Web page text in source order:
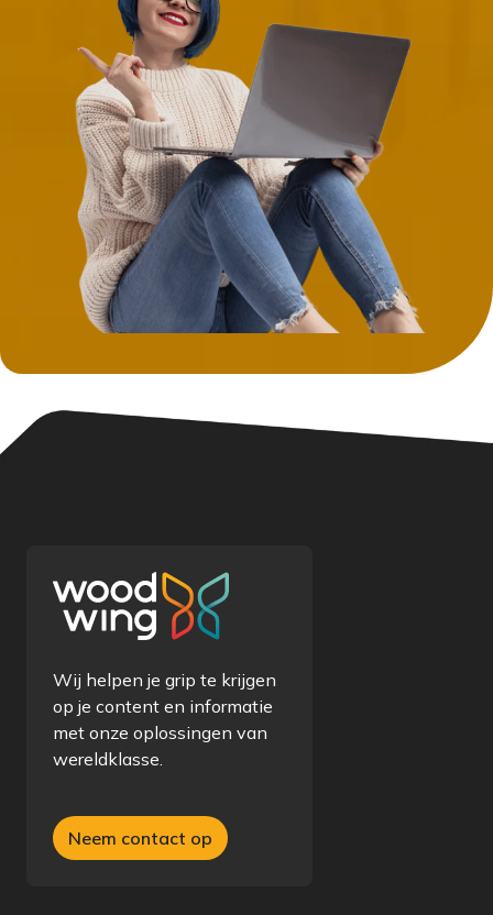
Wij helpen je grip te krijgen
op je content en informatie
met onze oplossingen van
wereldklasse.
Neem contact op